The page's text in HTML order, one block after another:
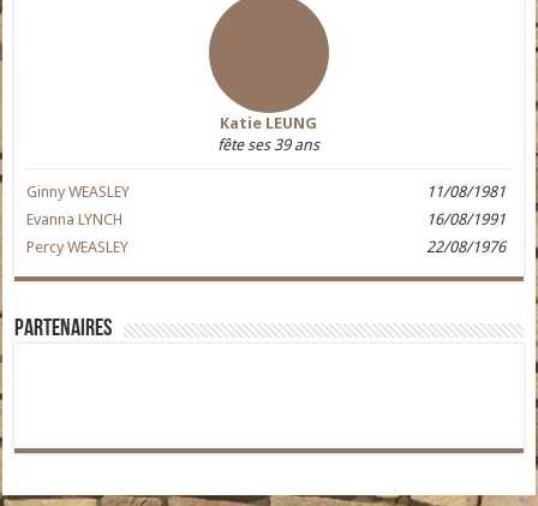
Katie LEUNG
fête ses 39 ans
Ginny WEASLEY
11/08/1981
Evanna LYNCH
16/08/1991
Percy WEASLEY
22/08/1976
Partenaires